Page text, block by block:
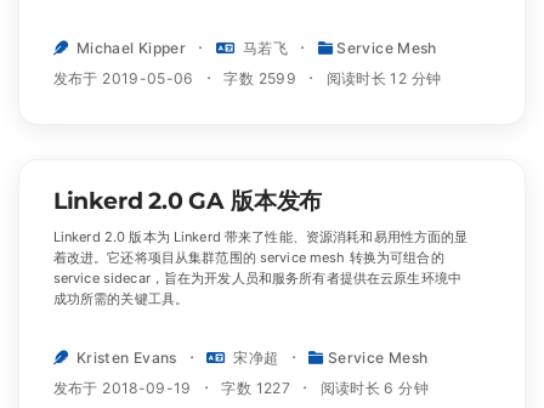
Michael Kipper 马若飞
Service Mesh
发布于 2019-05-06
字数 2599 阅读时长 12 分钟
Linkerd 2.0 GA 版本发布
Linkerd 2.0 版本为 Linkerd 带来了性能、资源消耗和易用性方面的显
着改进。它还将项目从集群范围的 service mesh 转换为可组合的
service sidecar，旨在为开发人员和服务所有者提供在云原生环境中
成功所需的关键工具。
Kristen Evans 宋净超
Service Mesh
发布于 2018-09-19
字数 1227 阅读时长 6 分钟